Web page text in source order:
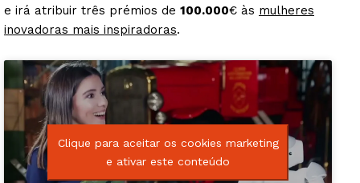
e irá atribuir três prémios de 100.000€ às mulheres
inovadoras mais inspiradoras.
Clique para aceitar os cookies marketing
e ativar este conteúdo